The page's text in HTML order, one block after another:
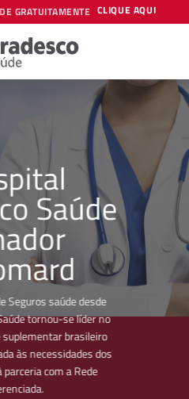
GRATUITAMENTE CLIQUE AQUI
Saúde
Seguros saúde desde
tornou-se líder no
suplementar brasileiro
às necessidades dos
com a Rede